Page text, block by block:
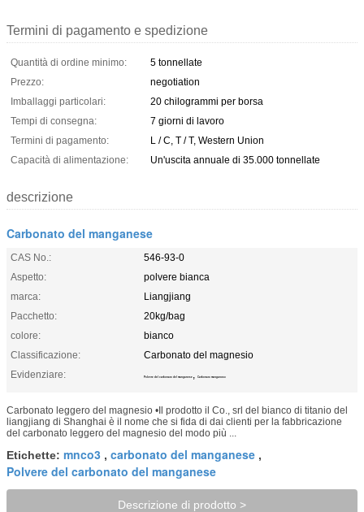
Termini di pagamento e spedizione
Quantità di ordine minimo:
5 tonnellate
Prezzo:
negotiation
Imballaggi particolari:
20 chilogrammi per borsa
Tempi di consegna:
7 giorni di lavoro
Termini di pagamento:
L / C, T / T, Western Union
Capacità di alimentazione:
Un'uscita annuale di 35.000 tonnellate
descrizione
Carbonato del manganese
CAS No.:
546-93-0
Aspetto:
polvere bianca
marca:
Liangjiang
Pacchetto:
20kg/bag
colore:
bianco
Classificazione:
Carbonato del magnesio
Evidenziare:
Polvere del carbonato del manganese , Carbonato manganoso
Carbonato leggero del magnesio •Il prodotto il Co., srl del bianco di titanio del
liangjiang di Shanghai è il nome che si fida di dai clienti per la fabbricazione
del carbonato leggero del magnesio del modo più ...
Etichette: mnco3 , carbonato del manganese ,
Polvere del carbonato del manganese
Descrizione di prodotto >